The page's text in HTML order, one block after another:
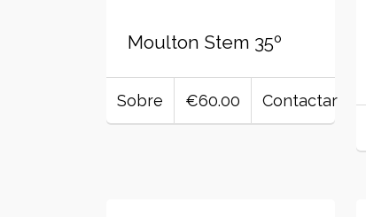
Moulton Stem 35º
Sobre €60.00 Contactar